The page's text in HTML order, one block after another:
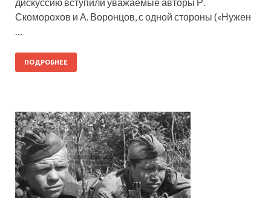
Скоморохов и А. Воронцов, с одной стороны («Нужен
…
ПОДРОБНЕЕ